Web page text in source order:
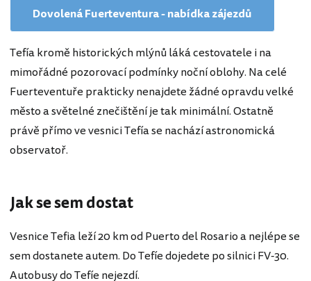
Dovolená Fuerteventura - nabídka zájezdů
Tefía kromě historických mlýnů láká cestovatele i na
mimořádné pozorovací podmínky noční oblohy. Na celé
Fuerteventuře prakticky nenajdete žádné opravdu velké
město a světelné znečištění je tak minimální. Ostatně
právě přímo ve vesnici Tefía se nachází astronomická
observatoř.
Jak se sem dostat
Vesnice Tefia leží 20 km od Puerto del Rosario a nejlépe se
sem dostanete autem. Do Tefíe dojedete po silnici FV-30.
Autobusy do Tefíe nejezdí.